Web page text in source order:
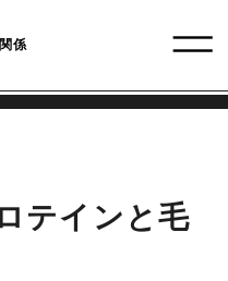
係
テインと毛